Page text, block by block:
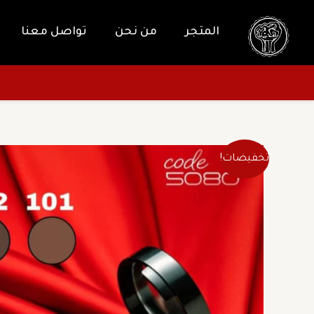
المحتوى
المتجر من نحن تواصل معنا
تخفيضات!